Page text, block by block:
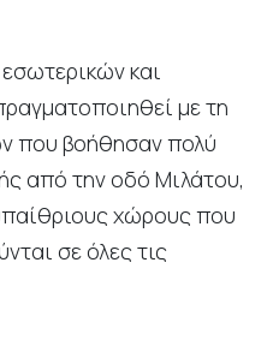
και
με τη
που βοήθησαν πολύ
από την οδό Μιλάτου,
χώρους που
σε όλες τις